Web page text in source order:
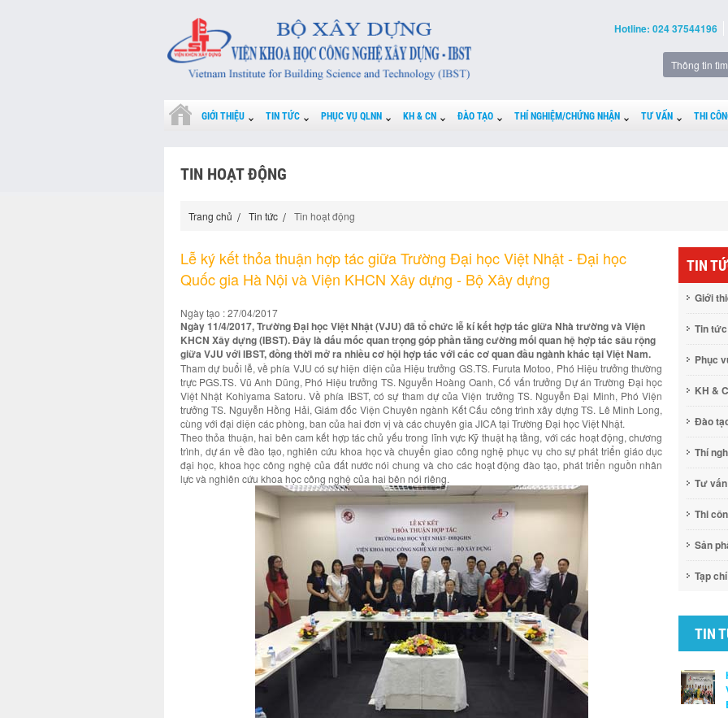
Hotline: 024 37544196
GIỚI THIỆU TIN TỨC PHỤC VỤ QLNN KH & CN ĐÀO TẠO THÍ NGHIỆM/CHỨNG NHẬN TƯ VẤN THI
TIN HOẠT ĐỘNG
Trang chủ Tin tức Tin hoạt động
Lễ ký kết thỏa thuận hợp tác giữa Trường Đại học Việt Nhật - Đại học
Quốc gia Hà Nội và Viện KHCN Xây dựng - Bộ Xây dựng
Ngày tạo : 27/04/2017
Ngày 11/4/2017, Trường Đại học Việt Nhật (VJU) đã tổ chức lễ kí kết hợp tác giữa Nhà trường và Viện
KHCN Xây dựng (IBST). Đây là dấu mốc quan trọng góp phần tăng cường mối quan hệ hợp tác sâu rộng
giữa VJU với IBST, đồng thời mở ra nhiều cơ hội hợp tác với các cơ quan đầu ngành khác tại Việt Nam.
Tham dự buổi lễ, về phía VJU có sự hiện diện của Hiệu trưởng GS.TS. Furuta Motoo, Phó Hiệu trưởng thường
trực PGS.TS. Vũ Anh Dũng, Phó Hiệu trưởng TS. Nguyễn Hoàng Oanh, Cố vấn trưởng Dự án Trường Đại học
Việt Nhật Kohiyama Satoru. Về phía IBST, có sự tham dự của Viện trưởng TS. Nguyễn Đại Minh, Phó Viện
trưởng TS. Nguyễn Hồng Hải, Giám đốc Viện Chuyên ngành Kết Cấu công trình xây dựng TS. Lê Minh Long,
cùng với đại diện các phòng, ban của hai đơn vị và các chuyên gia JICA tại Trường Đại học Việt Nhật.
Theo thỏa thuận, hai bên cam kết hợp tác chủ yếu trong lĩnh vực Kỹ thuật hạ tầng, với các hoạt động, chương
trình, dự án về đào tạo, nghiên cứu khoa học và chuyển giao công nghệ phục vụ cho sự phát triển giáo dục
đại học, khoa học công nghệ của đất nước nói chung và cho các hoạt động đào tạo, phát triển nguồn nhân
lực và nghiên cứu khoa học công nghệ của hai bên nói riêng.
TIN
Giới
Tin tức
Phục
KH &
Đào
Thí
Tư vấn
Thi
Sản
Tạp chí
TIN